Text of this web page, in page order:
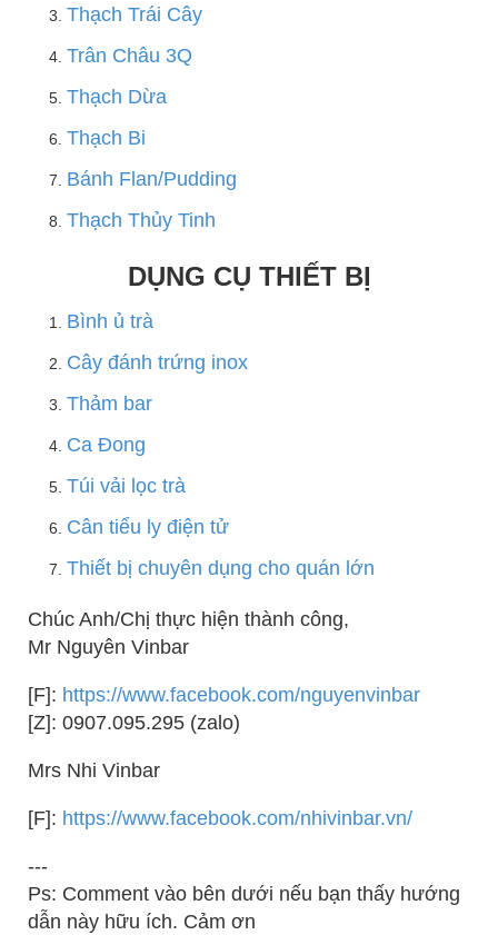
Thạch Trái Cây
Trân Châu 3Q
Thạch Dừa
Thạch Bi
Bánh Flan/Pudding
Thạch Thủy Tinh
DỤNG CỤ THIẾT BỊ
Bình ủ trà
Cây đánh trứng inox
Thảm bar
Ca Đong
Túi vải lọc trà
Cân tiểu ly điện tử
Thiết bị chuyên dụng cho quán lớn
Chúc Anh/Chị thực hiện thành công,
Mr Nguyên Vinbar
[F]: https://www.facebook.com/nguyenvinbar
[Z]: 0907.095.295 (zalo)
Mrs Nhi Vinbar
[F]: https://www.facebook.com/nhivinbar.vn/
---
Ps: Comment vào bên dưới nếu bạn thấy hướng
dẫn này hữu ích. Cảm ơn